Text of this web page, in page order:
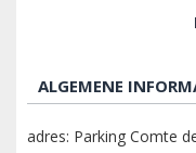
ALGEMENE
adres: Parking Comte